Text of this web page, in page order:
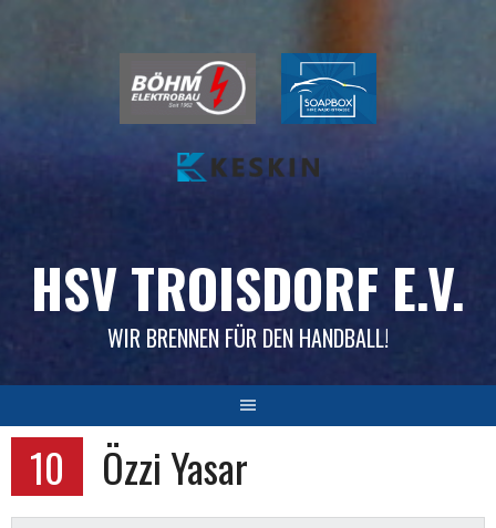
HSV TROISDORF E.V.
WIR BRENNEN FÜR DEN HANDBALL!
10 Özzi Yasar